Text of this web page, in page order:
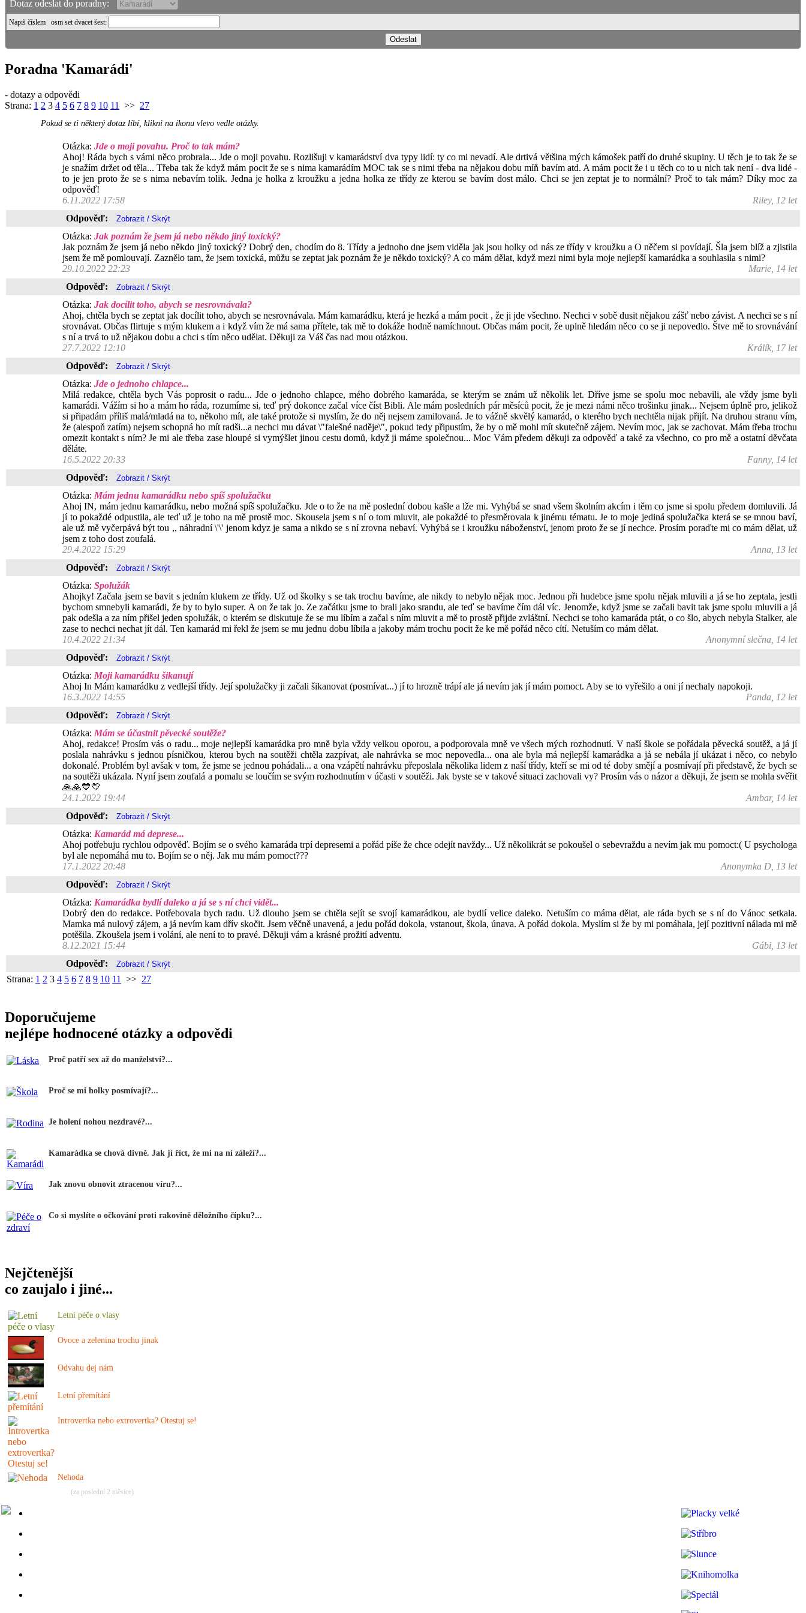
Dotaz odeslat do poradny:
Napiš číslem osm set dvacet šest:
Poradna 'Kamarádi'
- dotazy a odpovědi
Strana: 1 2 3 4 5 6 7 8 9 10 11 >> 27
Pokud se ti některý dotaz líbí, klikni na ikonu vlevo vedle otázky.
Otázka: Jde o moji povahu. Proč to tak mám?
Ahoj! Ráda bych s vámi něco probrala... Jde o moji povahu. Rozlišuji v kamarádství dva typy lidí: ty co mi nevadí. Ale drtivá většina mých kámošek patří do druhé skupiny. U těch je to tak že se
je snažím držet od těla... Třeba tak že když mám pocit že se s nima kamarádím MOC tak se s nimi třeba na nějakou dobu míň bavím atd. A mám pocit že i u těch co to u nich tak není - dva lidé -
to je jen proto že se s nima nebavím tolik. Jedna je holka z kroužku a jedna holka ze třídy ze kterou se bavím dost málo. Chci se jen zeptat je to normální? Proč to tak mám? Díky moc za
odpověď!
6.11.2022 17:58
Riley, 12 let
Odpověď:
Otázka: Jak poznám že jsem já nebo někdo jiný toxický?
Jak poznám že jsem já nebo někdo jiný toxický? Dobrý den, chodím do 8. Třídy a jednoho dne jsem viděla jak jsou holky od nás ze třídy v kroužku a O něčem si povídají. Šla jsem blíž a zjistila
jsem že mě pomlouvají. Zaznělo tam, že jsem toxická, můžu se zeptat jak poznám že je někdo toxický? A co mám dělat, když mezi nimi byla moje nejlepší kamarádka a souhlasila s nimi?
29.10.2022 22:23
Marie, 14 let
Odpověď:
Otázka: Jak docílit toho, abych se nesrovnávala?
Ahoj, chtěla bych se zeptat jak docílit toho, abych se nesrovnávala. Mám kamarádku, která je hezká a mám pocit , že ji jde všechno. Nechci v sobě dusit nějakou zášť nebo závist. A nechci se s ní
srovnávat. Občas flirtuje s mým klukem a i když vím že má sama přítele, tak mě to dokáže hodně namíchnout. Občas mám pocit, že uplně hledám něco co se ji nepovedlo. Štve mě to srovnávání
s ní a trvá to už nějakou dobu a chci s tím něco udělat. Děkuji za Váš čas nad mou otázkou.
27.7.2022 12:10
Králík, 17 let
Odpověď:
Otázka: Jde o jednoho chlapce...
Milá redakce, chtěla bych Vás poprosit o radu... Jde o jednoho chlapce, mého dobrého kamaráda, se kterým se znám už několik let. Dříve jsme se spolu moc nebavili, ale vždy jsme byli
kamarádi. Vážím si ho a mám ho ráda, rozumíme si, teď prý dokonce začal více číst Bibli. Ale mám posledních pár měsíců pocit, že je mezi námi něco trošinku jinak... Nejsem úplně pro, jelikož
si připadám příliš malá/mladá na to, někoho mít, ale také protože si myslím, že do něj nejsem zamilovaná. Je to vážně skvělý kamarád, o kterého bych nechtěla nijak přijít. Na druhou stranu vím,
že (alespoň zatím) nejsem schopná ho mít radši...a nechci mu dávat \"falešné naděje\", pokud tedy připustím, že by o mě mohl mít skutečně zájem. Nevím moc, jak se zachovat. Mám třeba trochu
omezit kontakt s ním? Je mi ale třeba zase hloupé si vymýšlet jinou cestu domů, když ji máme společnou... Moc Vám předem děkuji za odpověď a také za všechno, co pro mě a ostatní děvčata
děláte.
16.5.2022 20:33
Fanny, 14 let
Odpověď:
Otázka: Mám jednu kamarádku nebo spíš spolužačku
Ahoj IN, mám jednu kamarádku, nebo možná spíš spolužačku. Jde o to že na mě poslední dobou kašle a lže mi. Vyhýbá se snad všem školním akcím i těm co jsme si spolu předem domluvili. Já
jí to pokaždé odpustila, ale teď už je toho na mě prostě moc. Skousela jsem s ní o tom mluvit, ale pokaždé to přesměrovala k jinému tématu. Je to moje jediná spolužačka která se se mnou baví,
ale už mě vyčerpává být tou ,, náhradní \'\' jenom kdyz je sama a nikdo se s ní zrovna nebaví. Vyhýbá se i kroužku náboženství, jenom proto že se jí nechce. Prosím poraďte mi co mám dělat, už
jsem z toho dost zoufalá.
29.4.2022 15:29
Anna, 13 let
Odpověď:
Otázka: Spolužák
Ahojky! Začala jsem se bavit s jedním klukem ze třídy. Už od školky s se tak trochu bavíme, ale nikdy to nebylo nějak moc. Jednou při hudebce jsme spolu nějak mluvili a já se ho zeptala, jestli
bychom smnebyli kamarádi, že by to bylo super. A on že tak jo. Ze začátku jsme to brali jako srandu, ale teď se bavíme čím dál víc. Jenomže, když jsme se začali bavit tak jsme spolu mluvili a já
pak odešla a za ním přišel jeden spolužák, o kterém se diskutuje že se mu líbím a začal s ním mluvit a mě to prostě přijde zvláštní. Nechci se toho kamaráda ptát, o co šlo, abych nebyla Stalker, ale
zase to nechci nechat jít dál. Ten kamarád mi řekl že jsem se mu jednu dobu líbila a jakoby mám trochu pocit že ke mě pořád něco cítí. Netuším co mám dělat.
10.4.2022 21:34
Anonymní slečna, 14 let
Odpověď:
Otázka: Moji kamarádku šikanují
Ahoj In Mám kamarádku z vedlejší třídy. Její spolužačky ji začali šikanovat (posmívat...) jí to hrozně trápí ale já nevím jak jí mám pomoct. Aby se to vyřešilo a oni jí nechaly napokoji.
16.3.2022 14:55
Panda, 12 let
Odpověď:
Otázka: Mám se účastnit pěvecké soutěže?
Ahoj, redakce! Prosím vás o radu... moje nejlepší kamarádka pro mně byla vždy velkou oporou, a podporovala mně ve všech mých rozhodnutí. V naší škole se pořádala pěvecká soutěž, a já jí
poslala nahrávku s jednou písničkou, kterou bych na soutěži chtěla zazpívat, ale nahrávka se moc nepovedla... ona ale byla má nejlepší kamarádka a já se nebála jí ukázat i něco, co nebylo
dokonalé. Problém byl avšak v tom, že jsme se jednou pohádali... a ona vzápětí nahrávku přeposlala několika lidem z naší třídy, kteří se mi od té doby smějí a posmívají při představě, že bych se
na soutěži ukázala. Nyní jsem zoufalá a pomalu se loučím se svým rozhodnutím v účasti v soutěži. Jak byste se v takové situaci zachovali vy? Prosím vás o názor a děkuji, že jsem se mohla svěřit
🙏🙏💙💛
24.1.2022 19:44
Ambar, 14 let
Odpověď:
Otázka: Kamarád má deprese...
Ahoj potřebuju rychlou odpověď. Bojím se o svého kamaráda trpí depresemi a pořád píše že chce odejít navždy... Už několikrát se pokoušel o sebevraždu a nevím jak mu pomoct:( U psychologa
byl ale nepomáhá mu to. Bojím se o něj. Jak mu mám pomoct???
17.1.2022 20:48
Anonymka D, 13 let
Odpověď:
Otázka: Kamarádka bydlí daleko a já se s ní chci vidět...
Dobrý den do redakce. Potřebovala bych radu. Už dlouho jsem se chtěla sejít se svojí kamarádkou, ale bydlí velice daleko. Netuším co máma dělat, ale ráda bych se s ní do Vánoc setkala.
Mamka má nulový zájem, a já nevím kam dřív skočit. Jsem věčně unavená, a jedu pořád dokola, vstanout, škola, únava. A pořád dokola. Myslím si že by mi pomáhala, její pozitivní nálada mi mě
potěšila. Zkoušela jsem i volání, ale není to to pravé. Děkuji vám a krásné prožití adventu.
8.12.2021 15:44
Gábi, 13 let
Odpověď:
Strana: 1 2 3 4 5 6 7 8 9 10 11 >> 27
Doporučujeme
nejlépe hodnocené otázky a odpovědi
Proč patří sex až do manželství?...
Proč se mi holky posmívají?...
Je holení nohou nezdravé?...
Kamarádka se chová divně. Jak jí říct, že mi na ní záleží?...
Jak znovu obnovit ztracenou víru?...
Co si myslíte o očkování proti rakovině děložního čípku?...
Nejčtenější
co zaujalo i jiné...
Letní péče o vlasy
Ovoce a zelenina trochu jinak
Odvahu dej nám
Letní přemítání
Introvertka nebo extrovertka? Otestuj se!
Nehoda
(za poslední 2 měsíce)